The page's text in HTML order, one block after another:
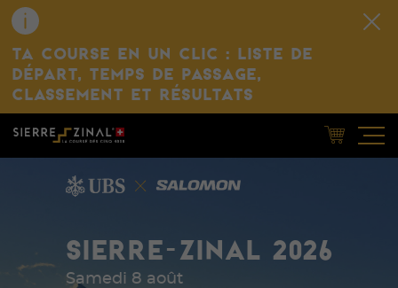
TA COURSE EN UN CLIC : LISTE DE
DÉPART, TEMPS DE PASSAGE,
CLASSEMENT ET RÉSULTATS
SIERRE-ZINAL 2026
Samedi 8 août